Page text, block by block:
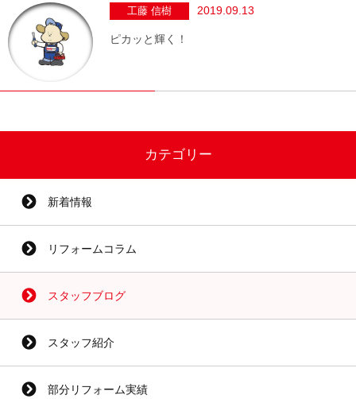
工藤 信樹 2019.09.13
ピカッと輝く！
カテゴリー
新着情報
リフォームコラム
スタッフブログ
スタッフ紹介
部分リフォーム実績